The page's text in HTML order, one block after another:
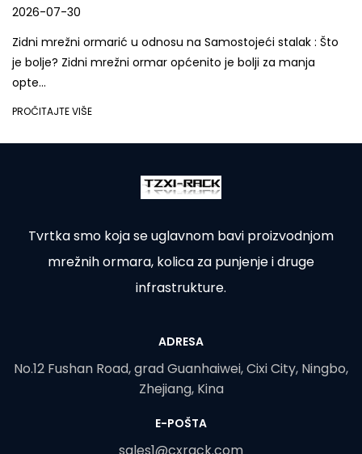
2026-07-30
Zidni mrežni ormarić u odnosu na Samostojeći stalak : Što
je bolje? Zidni mrežni ormar općenito je bolji za manja
opte...
PROČITAJTE VIŠE
Tvrtka smo koja se uglavnom bavi proizvodnjom
mrežnih ormara, kolica za punjenje i druge
infrastrukture.
ADRESA
No.12 Fushan Road, grad Guanhaiwei, Cixi City, Ningbo,
Zhejiang, Kina
E-POŠTA
sales1@cxrack.com